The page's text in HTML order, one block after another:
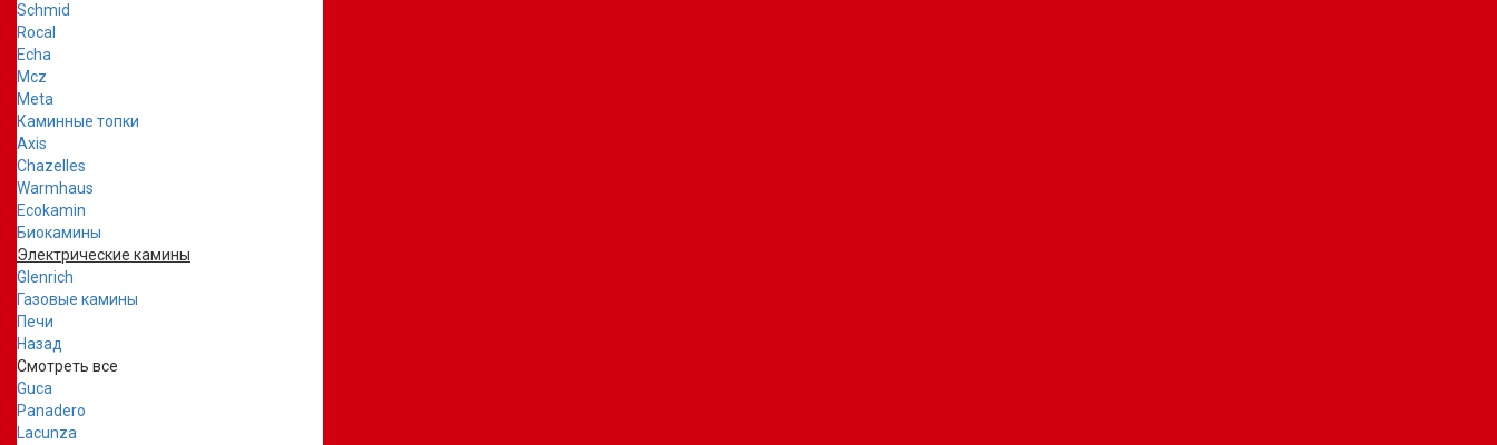
Schmid
Rocal
Echa
Mcz
Meta
Каминные топки
Axis
Chazelles
Warmhaus
Ecokamin
Биокамины
Электрические камины
Glenrich
Газовые камины
Печи
Назад
Смотреть все
Guca
Panadero
Lacunza